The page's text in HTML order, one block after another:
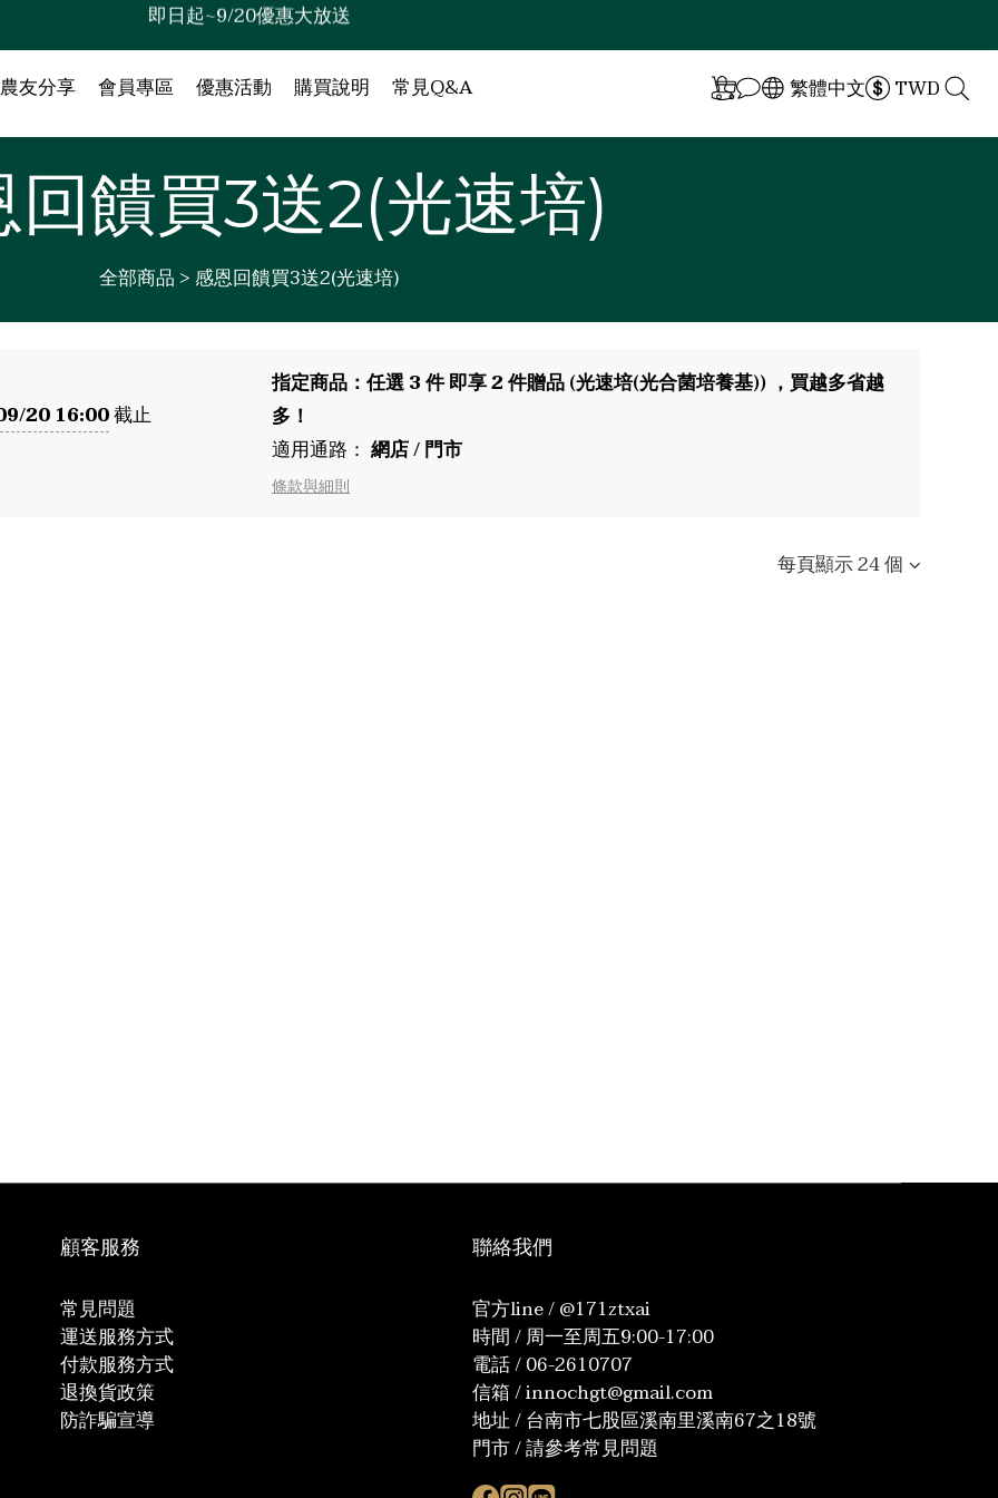
歡迎來到綠澯科技
歡迎來到綠澯科技
農友分享
會員專區 優惠活動 購買說明 常見Q&A 繁體中文 TWD
回饋買3送2(光速培)
全部商品 >感恩回饋買3送2(光速培)
20 16:00截止
指定商品：任選 3 件 即享 2 件贈品 (光速培(光合菌培養基)) ，買越多省越
多！
適用通路： 網店/門市
條款與細則
每頁顯示 24 個
顧客服務
常見問題
運送服務方式
付款服務方式
退換貨政策
防詐騙宣導
聯絡我們
官方line / @171ztxai
時間 / 周一至周五9:00-17:00
電話 / 06-2610707
信箱 / innochgt@gmail.com
地址 / 台南市七股區溪南里溪南67之18號
門市 / 請參考常見問題